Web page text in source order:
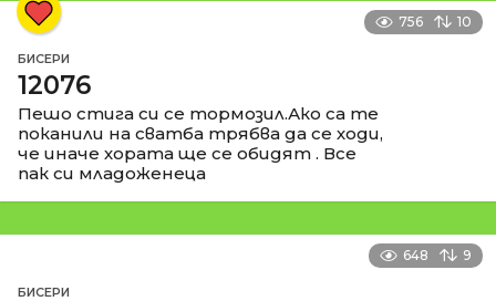
756 10
БИСЕРИ
12076
Пешо стига си се тормозил.Ако са те
поканили на сватба трябва да се ходи,
че иначе хората ще се обидят . Все
пак си младоженеца
648 9
БИСЕРИ